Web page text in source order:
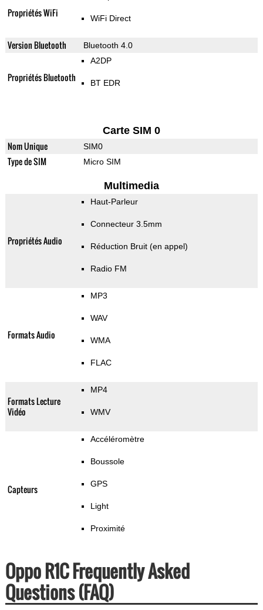
Propriétés WiFi WiFi Direct
Version Bluetooth Bluetooth 4.0
Propriétés Bluetooth
A2DP
BT EDR
Carte SIM 0
Nom Unique SIM0
Type de SIM Micro SIM
Multimedia
Propriétés Audio
Haut-Parleur
Connecteur 3.5mm
Réduction Bruit (en appel)
Radio FM
Formats Audio
MP3
WAV
WMA
FLAC
Formats Lecture
Vidéo
MP4
WMV
Capteurs
Accéléromètre
Boussole
GPS
Light
Proximité
Oppo R1C Frequently Asked
Questions (FAQ)